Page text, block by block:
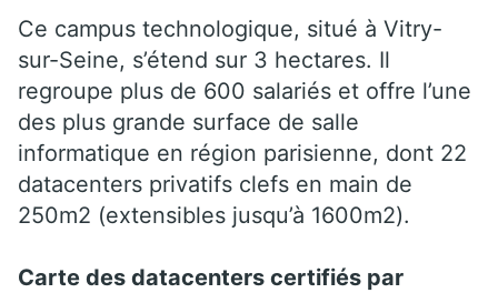
Ce campus technologique, situé à Vitry-
sur-Seine, s’étend sur 3 hectares. Il
regroupe plus de 600 salariés et offre l’une
des plus grande surface de salle
informatique en région parisienne, dont 22
datacenters privatifs clefs en main de
250m2 (extensibles jusqu’à 1600m2).
Carte des datacenters certifiés par